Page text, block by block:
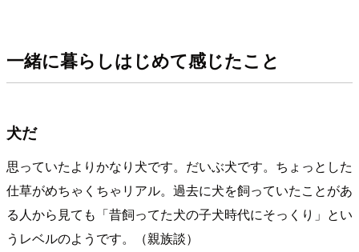
一緒に暮らしはじめて感じたこと
犬だ
思っていたよりかなり犬です。だいぶ犬です。ちょっとした
仕草がめちゃくちゃリアル。過去に犬を飼っていたことがあ
る人から見ても「昔飼ってた犬の子犬時代にそっくり」とい
うレベルのようです。（親族談）